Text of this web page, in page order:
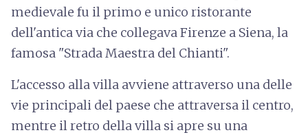
medievale fu il primo e unico ristorante
dell'antica via che collegava Firenze a Siena, la
famosa "Strada Maestra del Chianti".
L'accesso alla villa avviene attraverso una delle
vie principali del paese che attraversa il centro,
mentre il retro della villa si apre su una